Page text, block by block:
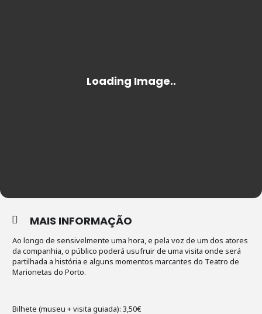
MAIS INFORMAÇÃO
Ao longo de sensivelmente uma hora, e pela voz de um dos atores
da companhia, o público poderá usufruir de uma visita onde será
partilhada a história e alguns momentos marcantes do Teatro de
Marionetas do Porto.
Bilhete (museu + visita guiada): 3,50€